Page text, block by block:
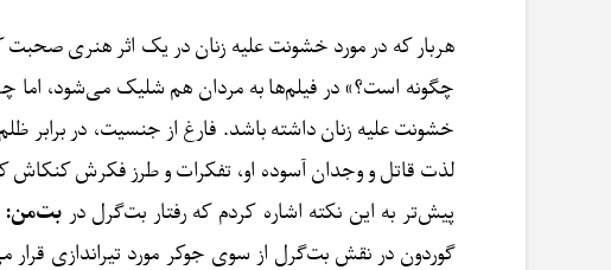
هربار که در مورد خشونت علیه زنان در یک اثر هنری
چگونه است؟» در فیلم‌ها به مردان هم شلیک می‌شود، اما
خشونت علیه زنان داشته باشد. فارغ از جنسیت، در برابر
لذت قاتل و وجدان آسوده او، تفکرات و طرز فکرش کنکاش
پیش‌تر به این نکته اشاره کردم که رفتار بت‌گرل در بت‌من:
گوردون در نقش بت‌گرل از سوی جوکر مورد تیراندازی